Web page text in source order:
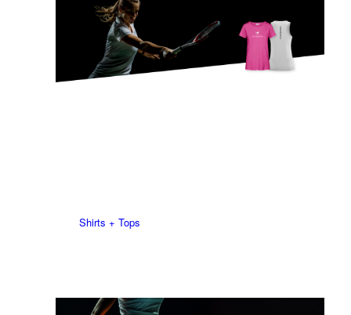
Shirts + Tops